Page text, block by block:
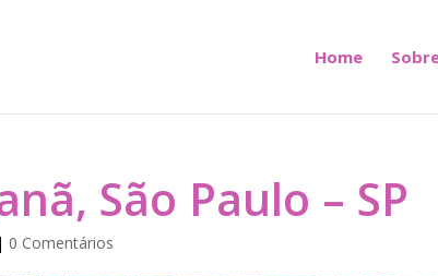
Home
São Paulo – SP
| 0 Comentários